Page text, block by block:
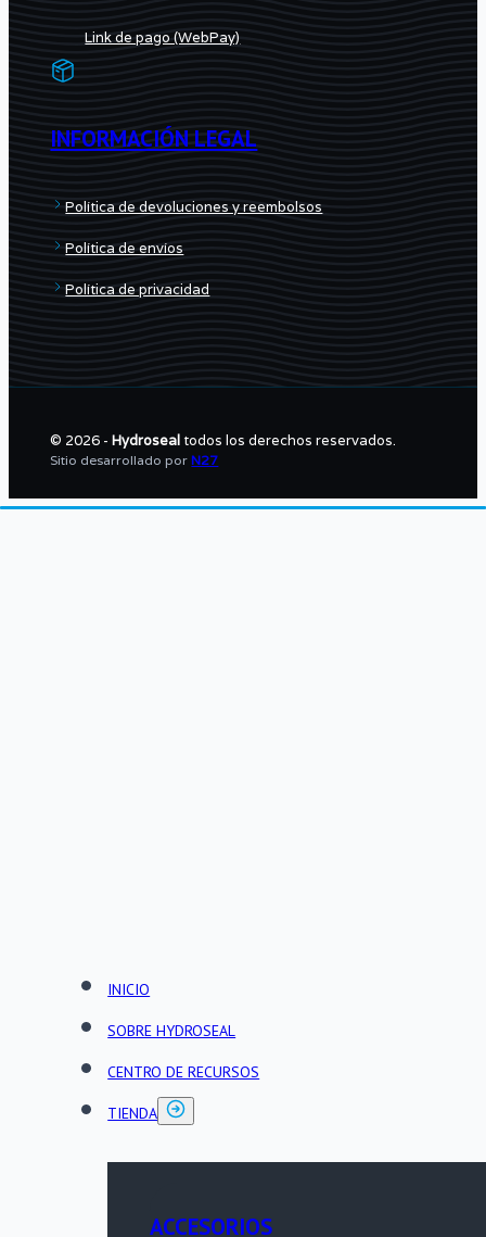
INICIO
SOBRE HYDROSEAL
CENTRO DE RECURSOS
TIENDA
ACCESORIOS
Link de pago (WebPay)
INFORMACIÓN LEGAL
Política de devoluciones y reembolsos
Política de envíos
Política de privacidad
© 2026 -Hydroseal todos los derechos reservados.
Sitio desarrollado porN27